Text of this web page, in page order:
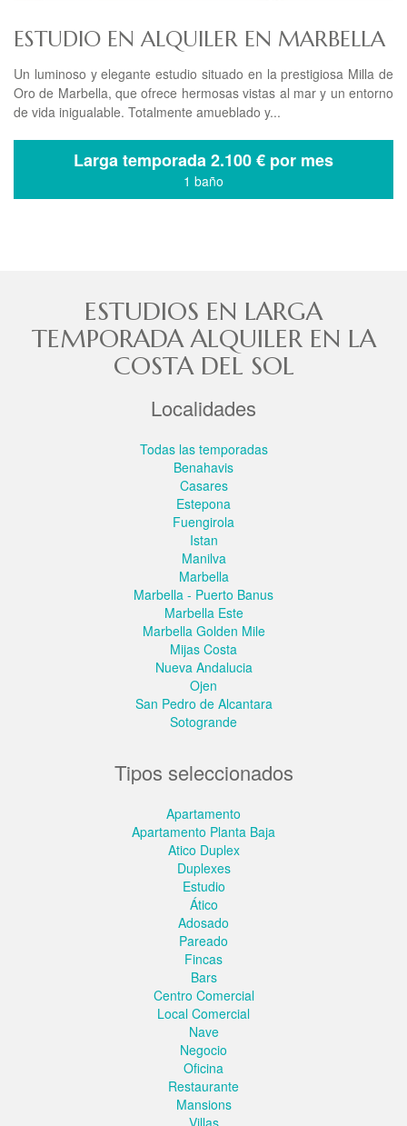
ESTUDIO EN ALQUILER EN MARBELLA
Un luminoso y elegante estudio situado en la prestigiosa Milla de
Oro de Marbella, que ofrece hermosas vistas al mar y un entorno
de vida inigualable. Totalmente amueblado y...
Larga temporada2.100 € por mes
1 baño
ESTUDIOS EN LARGA
TEMPORADA ALQUILER EN LA
COSTA DEL SOL
Localidades
Todas las temporadas
Benahavis
Casares
Estepona
Fuengirola
Istan
Manilva
Marbella
Marbella - Puerto Banus
Marbella Este
Marbella Golden Mile
Mijas Costa
Nueva Andalucia
Ojen
San Pedro de Alcantara
Sotogrande
Tipos seleccionados
Apartamento
Apartamento Planta Baja
Atico Duplex
Duplexes
Estudio
Ático
Adosado
Pareado
Fincas
Bars
Centro Comercial
Local Comercial
Nave
Negocio
Oficina
Restaurante
Mansions
Villas